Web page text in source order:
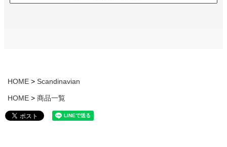
HOME Scandinavian
HOME 商品一覧